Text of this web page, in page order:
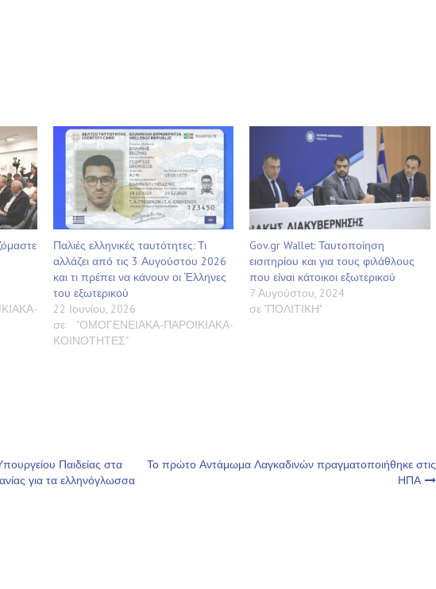
Παλιές ελληνικές ταυτότητες: Τι
αλλάζει από τις 3 Αυγούστου 2026
και τι πρέπει να κάνουν οι Έλληνες
του εξωτερικού
22 Ιουνίου, 2026
σε "ΟΜΟΓΕΝΕΙΑΚΑ-ΠΑΡΟΙΚΙΑΚΑ-
ΚΟΙΝΟΤΗΤΕΣ"
Gov.gr Wallet: Ταυτοποίηση
εισιτηρίου και για τους φιλάθλους
που είναι κάτοικοι εξωτερικού
7 Αυγούστου, 2024
σε "ΠΟΛΙΤΙΚΗ"
Παιδείας στα
για τα ελληνόγλωσσα
Το πρώτο Αντάμωμα Λαγκαδινών πραγματοποιήθηκε στις
ΗΠΑ